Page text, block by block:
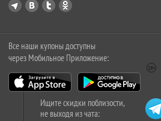
Все наши купоны доступны
через Мобильное Приложение:
Ищите скидки поблизости,
не выходя из чата: